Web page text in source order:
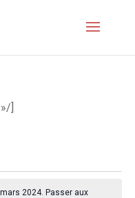
]
2024. Passer aux